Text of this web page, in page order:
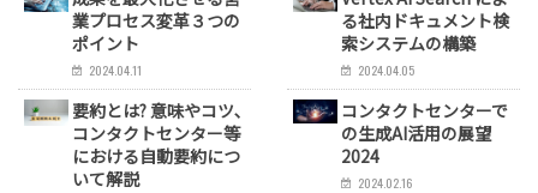
業プロセス変革３つの
ポイント
2024.04.11
る社内ドキュメント検
索システムの構築
2024.04.05
要約とは? 意味やコツ､
コンタクトセンター等
における自動要約につ
いて解説
コンタクトセンターで
の生成AI活用の展望
2024
2024.02.16